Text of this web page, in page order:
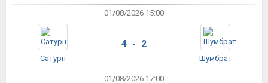
01/08/2026 15:00
Сатурн
4 - 2
Шумбрат
01/08/2026 17:00